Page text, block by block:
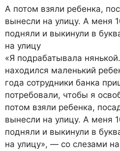
А потом взяли ребенка,
вынесли на улицу. А меня
подняли и выкинули в
на улицу
«Я подрабатывала
находился маленький
года сотрудники банка
потребовали, чтобы я
потом взяли ребенка,
вынесли на улицу. А меня
подняли и выкинули в
на улицу», — со слезами на